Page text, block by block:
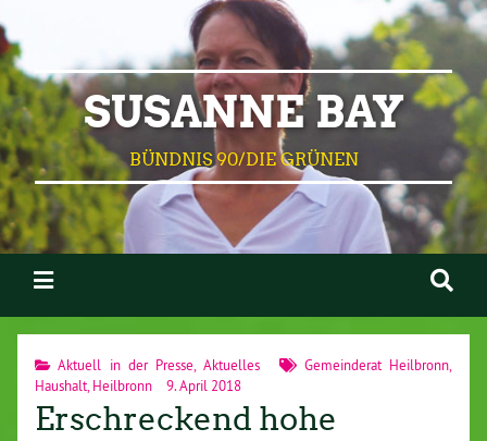
SUSANNE BAY
BÜNDNIS 90/DIE GRÜNEN
Aktuell in der Presse ,Aktuelles Gemeinderat Heilbronn
Haushalt Heilbronn 9. April 2018
Erschreckend hohe